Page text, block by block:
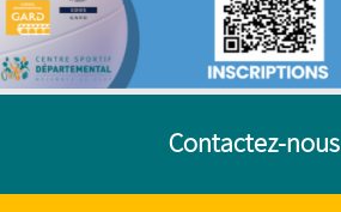
Contactez-nous